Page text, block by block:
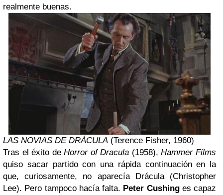
realmente buenas.
LAS NOVIAS DE DRÁCULA (Terence Fisher, 1960)
Tras el éxito deHorror of Dracula (1958),Hammer Films
quiso sacar partido con una rápida continuación en la
que, curiosamente, no aparecía Drácula (Christopher
Lee). Pero tampoco hacía falta. Peter Cushinges capaz